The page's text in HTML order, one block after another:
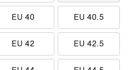
EU 40 EU 40.5
EU 42 EU 42.5